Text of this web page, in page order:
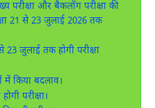
और बैकलॉग परीक्षा की
21 से 23 जुलाई 2026 तक
जुलाई तक होगी परीक्षा
में किया बदलाव।
परीक्षा।